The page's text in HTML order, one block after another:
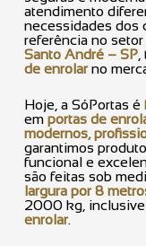
atendimento
necessidades dos
referência no
Santo André – SP
de enrolarno
Hoje, a SóPortas é
em portas de
modernos,
garantimos
funcional e
são feitas sob
largura por 8
2000 kg,
enrolar.